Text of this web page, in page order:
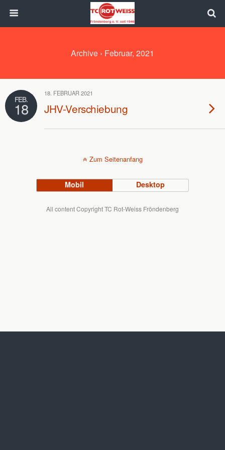
Archive › Februar, 2021
FEB.
18
18. FEBRUAR 2021
JHV-Verschiebung
Zum Seitenanfang
Mobil Desktop
All content Copyright TC Rot-Weiss Fröndenberg